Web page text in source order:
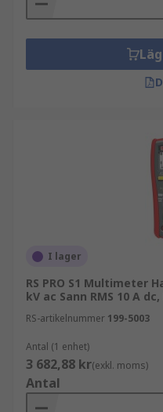
I lager
RS PRO S1 Multimeter
kV ac Sann RMS 10 A dc,
RS-artikelnummer 199-5003
Antal (1 enhet)
3 682,88 kr(exkl. moms)
Antal